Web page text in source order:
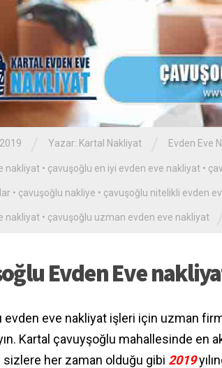
Yazar: Kartal Nakliyat Evden Eve
nakliyat• çavuşoğlu en iyi evden eve nakliyat•
• çavuşoğlu nakliye • çavuşoğlu nitelikli evden
nakliyat• çavuşoğlu uzman evden eve nakliyat
Evden Eve
evden eve nakliyat işleri için uzman
Kartal çavuyşoğlu mahallesinde en
her zaman olduğu gibi 2019